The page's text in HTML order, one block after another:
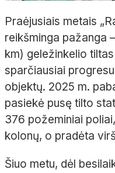
Praėjusiais metais
reikšminga pažanga
km) geležinkelio
sparčiausiai
objektų. 2025 m.
pasiekė pusę tilto
376 požeminiai
kolonų, o pradėta
Šiuo metu, dėl